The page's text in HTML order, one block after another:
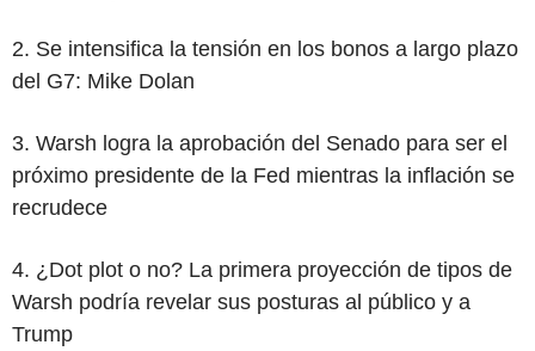
2. Se intensifica la tensión en los bonos a largo plazo
del G7: Mike Dolan
3. Warsh logra la aprobación del Senado para ser el
próximo presidente de la Fed mientras la inflación se
recrudece
4. ¿Dot plot o no? La primera proyección de tipos de
Warsh podría revelar sus posturas al público y a
Trump